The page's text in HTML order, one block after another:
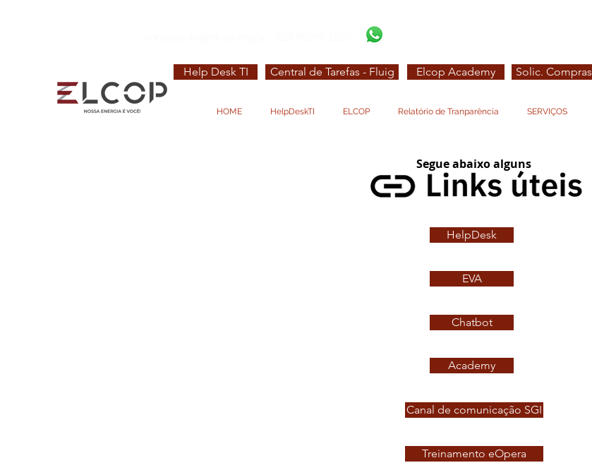
Help Desk TI Central de Tarefas - Fluig Elcop Academy Solic. Compras
HOME HelpDeskTI ELCOP Relatório de Tranparência SERVIÇOS
Features
Segue abaixo alguns
HelpDesk
EVA
Chatbot
Academy
Canal de comunicação SGI
Treinamento eOpera